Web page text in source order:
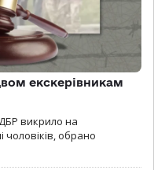
екскерівникам
викрило на
чоловіків, обрано